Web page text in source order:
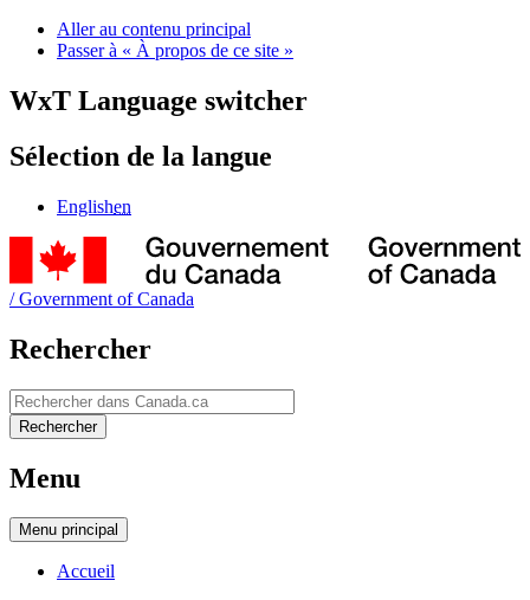
Aller au contenu principal
Passer à « À propos de ce site »
WxT Language switcher
Sélection de la langue
Englishen
/Government of Canada
Rechercher
Rechercher
Rechercher
Menu
Menu principal
Accueil